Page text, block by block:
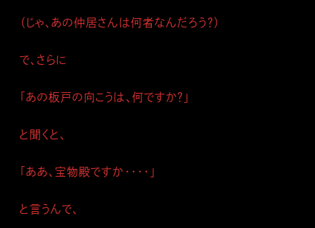
（じゃ、あの仲居さんは何者なんだろう？）
で、さらに
「あの板戸の向こうは、何ですか？」
と聞くと、
「ああ、宝物殿ですか・・・・」
と言うんで、